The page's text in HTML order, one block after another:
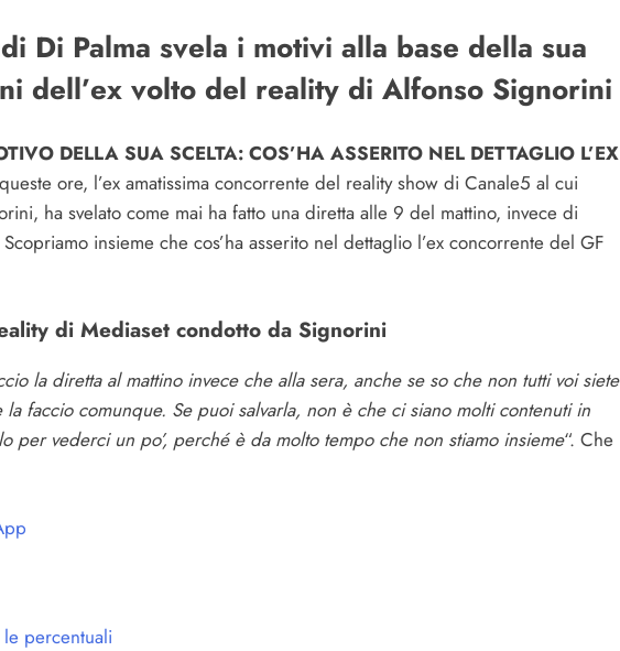
Di Palma svela i motivi alla base della sua
dell’ex volto del reality di Alfonso Signorini
DELLA SUA SCELTA: COS’HA ASSERITO NEL DETTAGLIO L’EX
ore, l’ex amatissima concorrente del reality show di Canale5 al cui
ha svelato come mai ha fatto una diretta alle 9 del mattino, invece di
insieme che cos’ha asserito nel dettaglio l’ex concorrente del GF
di Mediaset condotto da Signorini
la diretta al mattino invece che alla sera, anche se so che non tutti voi siete
la faccio comunque. Se puoi salvarla, non è che ci siano molti contenuti in
per vederci un po’, perché è da molto tempo che non stiamo insieme“. Che
percentuali